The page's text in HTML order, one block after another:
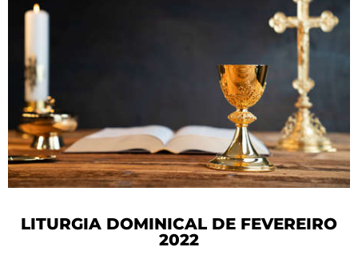
LITURGIA DOMINICAL DE FEVEREIRO
2022